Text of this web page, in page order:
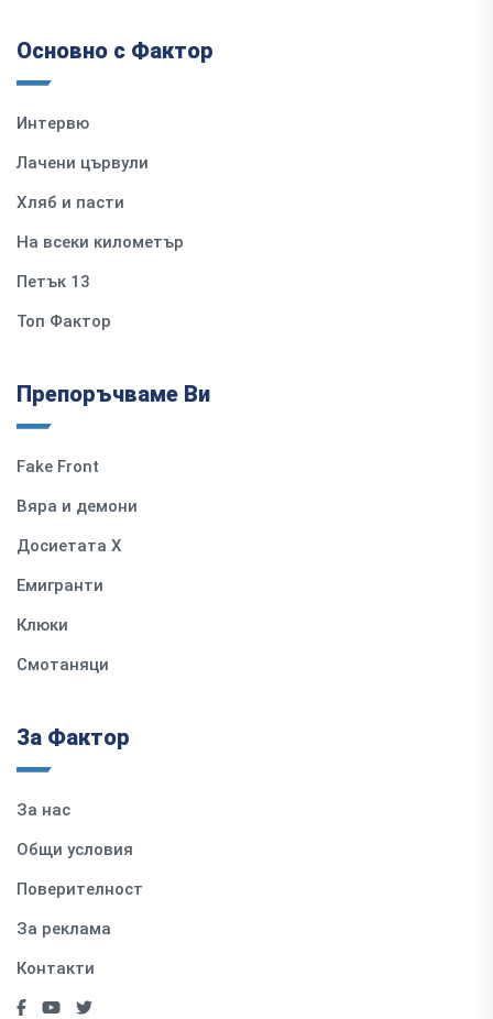
Основно с Фактор
Интервю
Лачени цървули
Хляб и пасти
На всеки километър
Петък 13
Топ Фактор
Препоръчваме Ви
Fake Front
Вяра и демони
Досиетата Х
Емигранти
Клюки
Смотаняци
За Фактор
За нас
Общи условия
Поверителност
За реклама
Контакти